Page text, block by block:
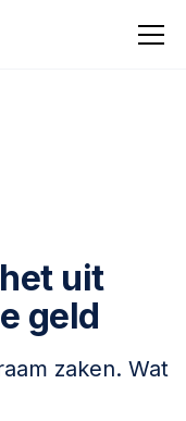
uit
geld
zaken. Wat